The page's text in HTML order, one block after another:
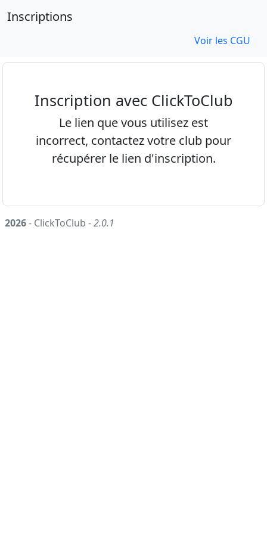
Inscriptions
Voir les CGU
Inscription avec ClickToClub
Le lien que vous utilisez est
incorrect, contactez votre club pour
récupérer le lien d'inscription.
2026- ClickToClub -2.0.1